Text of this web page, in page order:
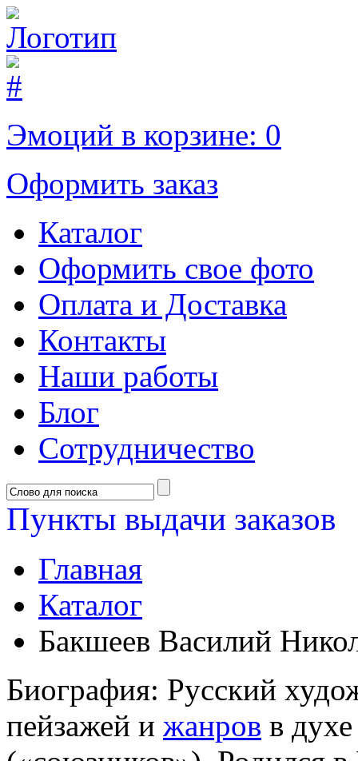
Эмоций в корзине: 0
Оформить заказ
Каталог
Оформить свое фото
Оплата и Доставка
Контакты
Наши работы
Блог
Сотрудничество
Пункты выдачи заказов
Главная
Каталог
Бакшеев Василий
Биография: Русский
пейзажей и жанров в